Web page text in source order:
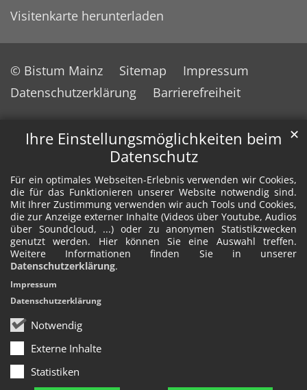
Ihre Einstellungsmöglichkeiten beim
Datenschutz
Für ein optimales Webseiten-Erlebnis verwenden wir Cookies,
die für das Funktionieren unserer Website notwendig sind.
Mit Ihrer Zustimmung verwenden wir auch Tools und Cookies,
die zur Anzeige externer Inhalte (Videos über Youtube, Audios
über Soundcloud, ...) oder zu anonymen Statistikzwecken
genutzt werden. Hier können Sie eine Auswahl treffen.
Weitere Informationen finden Sie in unserer
Datenschutzerklärung.
Notwendig
Externe Inhalte
Statistiken
✕
Impressum
Datenschutzerklärung
Visitenkarte herunterladen
© Bistum Mainz Sitemap
Impressum
Datenschutzerklärung
Barrierefreiheit